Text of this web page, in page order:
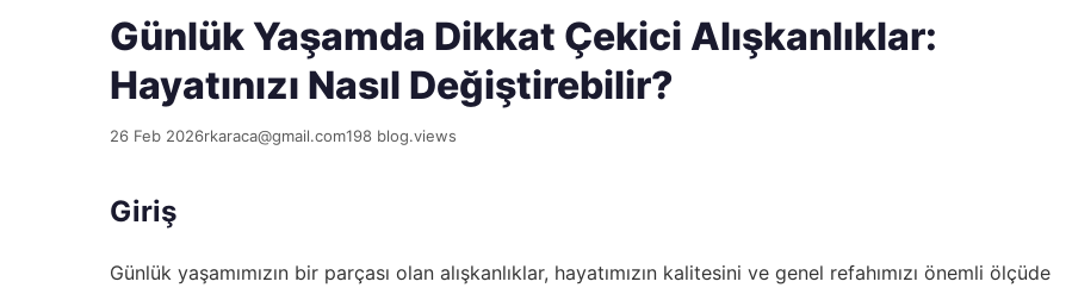
Günlük Yaşamda Dikkat Çekici Alışkanlıklar:
Hayatınızı Nasıl Değiştirebilir?
26 Feb 2026rkaraca@gmail.com198 blog.views
Giriş
Günlük yaşamımızın bir parçası olan alışkanlıklar, hayatımızın kalitesini ve genel refahımızı önemli ölçüde